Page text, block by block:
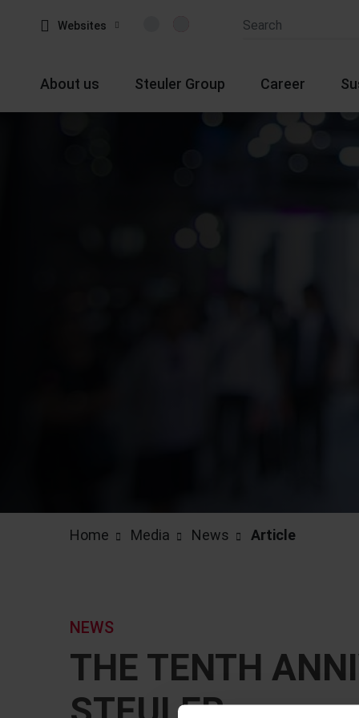
Websites
About us Steuler Group Career
Home Media News Article
THE TENTH
NEWS